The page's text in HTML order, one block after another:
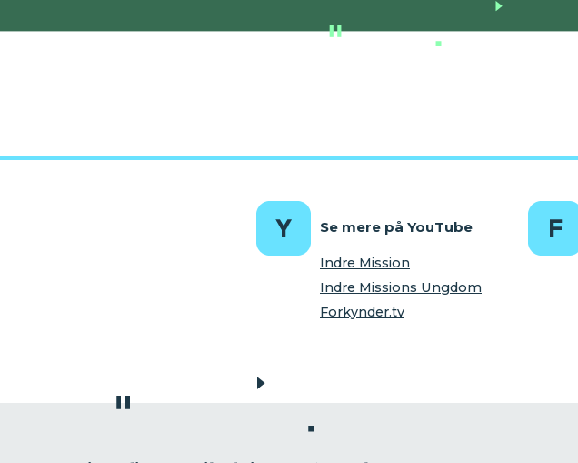
Se mere på YouTube
Indre Mission
Indre Missions Ungdom
Forkynder.tv